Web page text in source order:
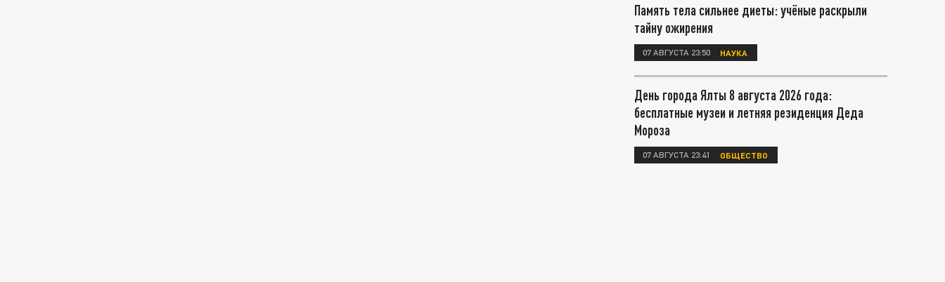
Память тела сильнее диеты: учёные раскрыли
тайну ожирения
07 АВГУСТА 23:50 НАУКА
День города Ялты 8 августа 2026 года:
бесплатные музеи и летняя резиденция Деда
Мороза
07 АВГУСТА 23:41 ОБЩЕСТВО